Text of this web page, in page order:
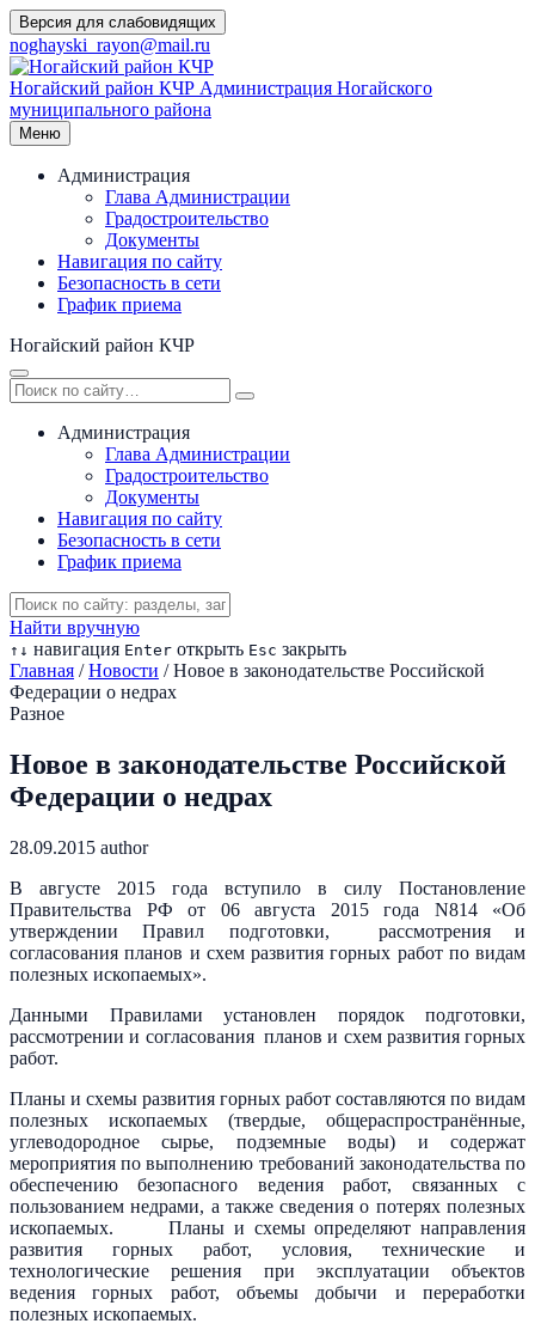
Перейти
к
содержимому
Версия для слабовидящих
noghayski_rayon@mail.ru
Ногайский район КЧР Администрация Ногайского
муниципального района
Меню
Администрация
Глава Администрации
Градостроительство
Документы
Навигация по сайту
Безопасность в сети
График приема
Ногайский район КЧР
Администрация
Глава Администрации
Градостроительство
Документы
Навигация по сайту
Безопасность в сети
График приема
Найти вручную
↑ ↓ навигация Enter открыть Esc закрыть
Главная / Новости / Новое в законодательстве Российской
Федерации о недрах
Разное
Новое в законодательстве Российской
Федерации о недрах
28.09.2015 author
В августе 2015 года вступило в силу Постановление
Правительства РФ от 06 августа 2015 года N814 «Об
утверждении Правил подготовки, рассмотрения и
согласования планов и схем развития горных работ по видам
полезных ископаемых».
Данными Правилами установлен порядок подготовки,
рассмотрении и согласования планов и схем развития горных
работ.
Планы и схемы развития горных работ составляются по видам
полезных ископаемых (твердые, общераспространённые,
углеводородное сырье, подземные воды) и содержат
мероприятия по выполнению требований законодательства по
обеспечению безопасного ведения работ, связанных с
пользованием недрами, а также сведения о потерях полезных
ископаемых. Планы и схемы определяют направления
развития горных работ, условия, технические и
технологические решения при эксплуатации объектов
ведения горных работ, объемы добычи и переработки
полезных ископаемых.